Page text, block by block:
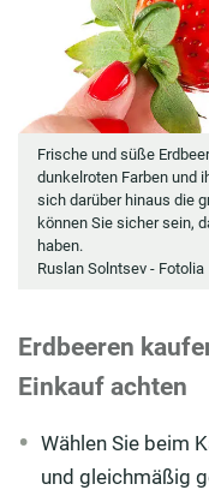
Frische und süße
dunkelroten Farben und
sich darüber hinaus die
können Sie sicher sein,
haben.
Ruslan Solntsev - Fotolia
Erdbeeren
Einkauf achten
Wählen Sie beim
und gleichmäßig